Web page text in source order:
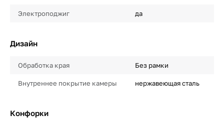
Электроподжиг да
Дизайн
Обработка края Без рамки
Внутреннее покрытие камеры нержавеющая сталь
Конфорки